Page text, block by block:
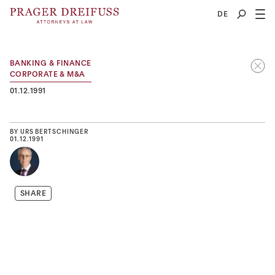
DE
BANKING & FINANCE
CORPORATE & M&A
01.12.1991
BY URS BERTSCHINGER
01.12.1991
SHARE